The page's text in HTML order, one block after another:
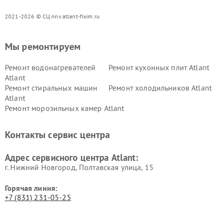
2021-2026 © СЦ nnv.atlant-fixim.ru
Мы ремонтируем
Ремонт водонагревателей
Atlant
Ремонт кухонных плит Atlant
Ремонт стиральных машин
Atlant
Ремонт холодильников Atlant
Ремонт морозильных камер Atlant
Контакты сервис центра
Адрес сервисного центра Atlant:
г. Нижний Новгород, Полтавская улица, 15
Горячая линия:
+7 (831) 231-05-25